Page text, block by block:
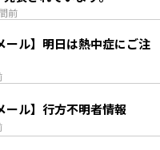
前
ール】明日は熱中症にご注
ール】行方不明者情報